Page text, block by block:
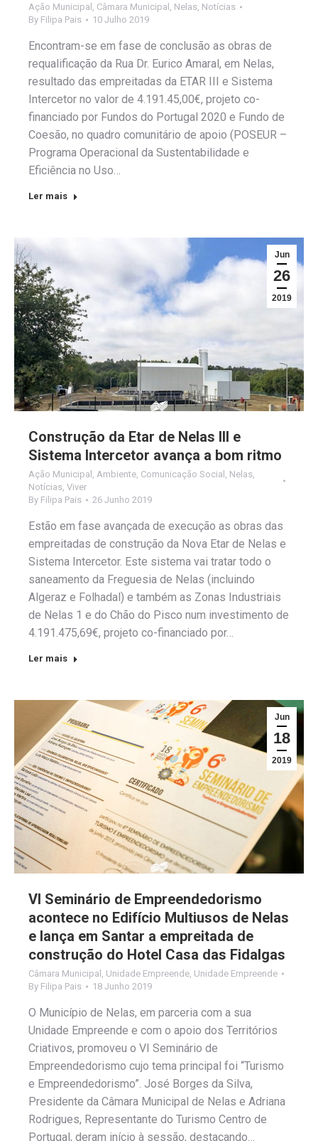
Ação Municipal Câmara Municipal Nelas Notícias
By Filipa Pais 10 Julho 2019
Encontram-se em fase de conclusão as obras de
requalificação da Rua Dr. Eurico Amaral, em Nelas,
resultado das empreitadas da ETAR III e Sistema
Intercetor no valor de 4.191.45,00€, projeto co-
financiado por Fundos do Portugal 2020 e Fundo de
Coesão, no quadro comunitário de apoio (POSEUR –
Programa Operacional da Sustentabilidade e
Eficiência no Uso…
Ler mais
Jun
26
2019
Construção da Etar de Nelas III e
Sistema Intercetor avança a bom ritmo
Ação Municipal Ambiente Comunicação Social Nelas
Notícias Viver
By Filipa Pais 26 Junho 2019
Estão em fase avançada de execução as obras das
empreitadas de construção da Nova Etar de Nelas e
Sistema Intercetor. Este sistema vai tratar todo o
saneamento da Freguesia de Nelas (incluindo
Algeraz e Folhadal) e também as Zonas Industriais
de Nelas 1 e do Chão do Pisco num investimento de
4.191.475,69€, projeto co-financiado por…
Ler mais
Jun
18
2019
VI Seminário de Empreendedorismo
acontece no Edifício Multiusos de Nelas
e lança em Santar a empreitada de
construção do Hotel Casa das Fidalgas
Câmara Municipal , Unidade Empreende, Unidade Empreende
By Filipa Pais 18 Junho 2019
O Município de Nelas, em parceria com a sua
Unidade Empreende e com o apoio dos Territórios
Criativos, promoveu o VI Seminário de
Empreendedorismo cujo tema principal foi “Turismo
e Empreendedorismo”. José Borges da Silva,
Presidente da Câmara Municipal de Nelas e Adriana
Rodrigues, Representante do Turismo Centro de
Portugal, deram início à sessão, destacando…